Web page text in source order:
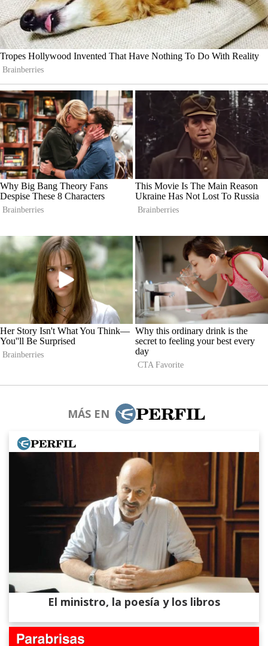
MÁS EN
El ministro, la poesía y los libros